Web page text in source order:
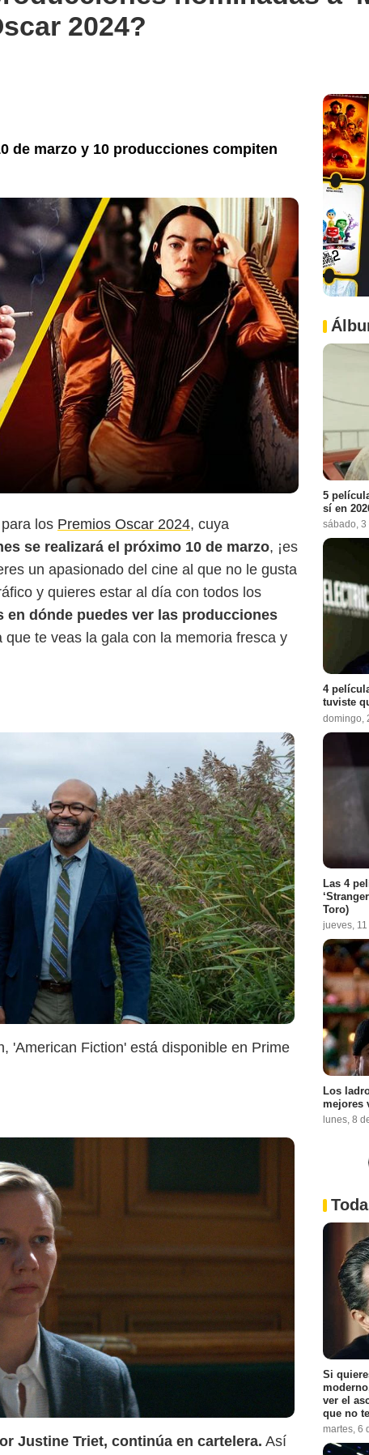
2024?
de marzo y 10 producciones compiten
los Premios Oscar 2024, cuya
se realizará el próximo 10 de marzo, ¡es
un apasionado del cine al que no le gusta
y quieres estar al día con todos los
en dónde puedes ver las producciones
que te veas la gala con la memoria fresca y
Orion Pictures
'American Fiction' está disponible en Prime
Les Films de Pierre
Justine Triet, continúa en cartelera. Así
Inc. All Rights Reserved.
5
sí en
sábado, 3
4
tuviste
domingo,
Las 4
Toro)
jueves,
Los
mejores
lunes, 8
Si
ver el
que no
martes, 6